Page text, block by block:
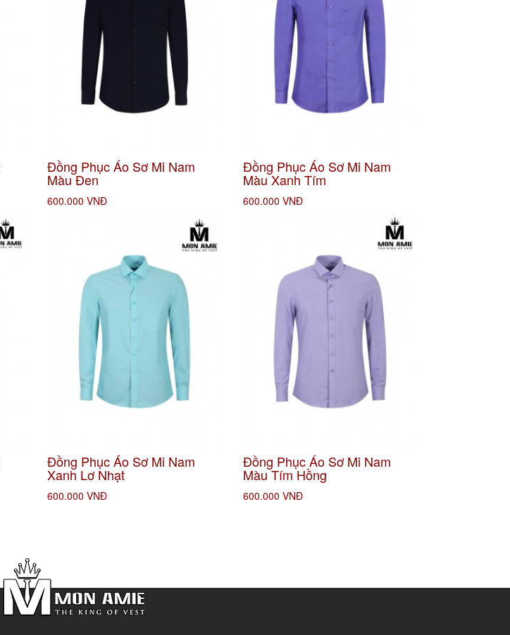
Đồng Phục Áo Sơ Mi Nam
Màu Đen
600.000 VNĐ
Đồng Phục Áo Sơ Mi Nam
Màu Xanh Tím
600.000 VNĐ
Đồng Phục Áo Sơ Mi Nam
Xanh Lơ Nhạt
600.000 VNĐ
Đồng Phục Áo Sơ Mi Nam
Màu Tím Hồng
600.000 VNĐ